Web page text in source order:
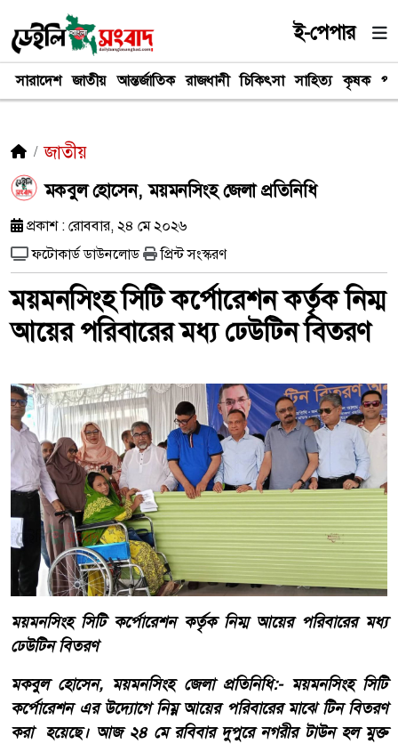
ই-পেপার
সারাদেশ জাতীয় আন্তর্জাতিক রাজধানী চিকিৎসা সাহিত্য কৃষক
জাতীয়
মকবুল হোসেন, ময়মনসিংহ জেলা প্রতিনিধি
প্রকাশ : রোববার, ২৪ মে ২০২৬
ফটোকার্ড ডাউনলোড
প্রিন্ট সংস্করণ
ময়মনসিংহ সিটি কর্পোরেশন কর্তৃক নিম্ম
আয়ের পরিবারের মধ্য ঢেউটিন বিতরণ
ময়মনসিংহ সিটি কর্পোরেশন কর্তৃক নিম্ম আয়ের পরিবারের মধ্য
ঢেউটিন বিতরণ
মকবুল হোসেন, ময়মনসিংহ জেলা প্রতিনিধি:- ময়মনসিংহ সিটি
কর্পোরেশন এর উদ্যোগে নিম্ন আয়ের পরিবারের মাঝে টিন বিতরণ
করা হয়েছে। আজ ২৪ মে রবিবার দুপুরে নগরীর টাউন হল মুক্ত